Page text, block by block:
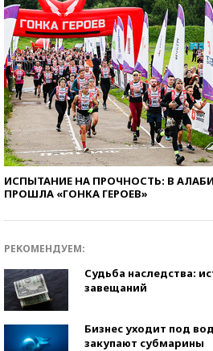
ИСПЫТАНИЕ НА ПРОЧНОСТЬ: В
ПРОШЛА «ГОНКА ГЕРОЕВ»
РЕКОМЕНДУЕМ:
Судьба наследства:
завещаний
Бизнес уходит под
закупают субмарины